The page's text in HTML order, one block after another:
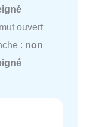
ouvert
: non